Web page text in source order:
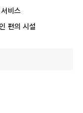
비스
편의 시설